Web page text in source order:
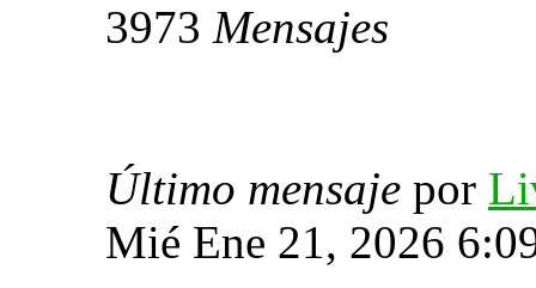
3973 Mensajes
Último mensaje por
Mié Ene 21, 2026